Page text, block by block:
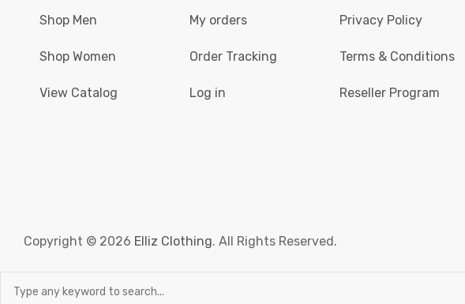
Shop Men
Shop Women
View Catalog
My orders
Order Tracking
Log in
Privacy Policy
Terms & Conditions
Reseller Program
Copyright © 2026 Elliz Clothing. All Rights Reserved.